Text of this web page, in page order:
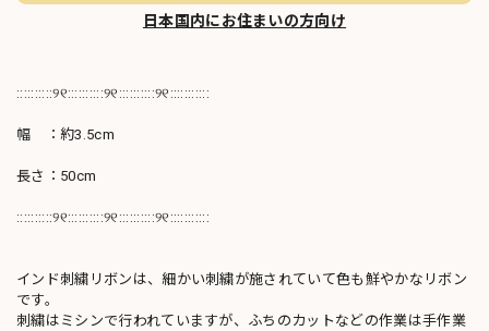
日本国内にお住まいの方向け
::::::::::୨୧::::::::::୨୧::::::::::୨୧:::::::::::
幅 ：約3.5cm
長さ：50cm
::::::::::୨୧::::::::::୨୧::::::::::୨୧:::::::::::
インド刺繍リボンは、細かい刺繍が施されていて色も鮮やかなリボン
です。
刺繍はミシンで行われていますが、ふちのカットなどの作業は手作業